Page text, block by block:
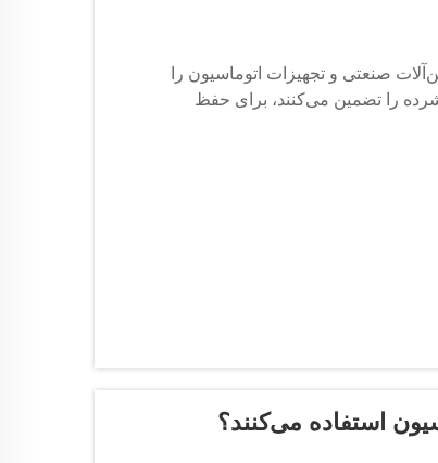
صنعتی و تجهیزات اتوماسیون را
را تضمین می‌کنند، برای حفظ
ضروری است.
استفاده می‌کنند؟